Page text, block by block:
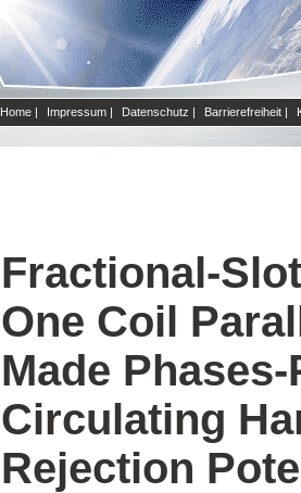
Home | Impressum | Datenschutz | Barrierefreiheit |
Fractional-
One Coil
Made
Circulating
Rejection